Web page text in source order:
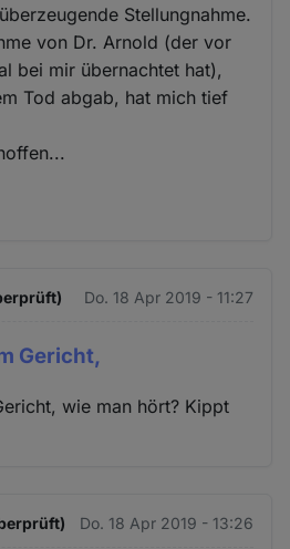
Stellungnahme.
von Dr. Arnold (der vor
bei mir übernachtet hat),
Tod abgab, hat mich tief
Do. 18 Apr 2019 - 11:27
Gericht,
wie man hört? Kippt
Do. 18 Apr 2019 - 13:26